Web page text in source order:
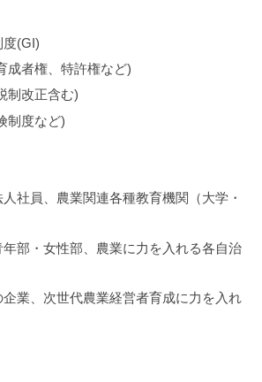
度(GI)
成者権、特許権など)
制改正含む)
制度など)
社員、農業関連各種教育機関（大学・
部・女性部、農業に力を入れる各自治
業、次世代農業経営者育成に力を入れ